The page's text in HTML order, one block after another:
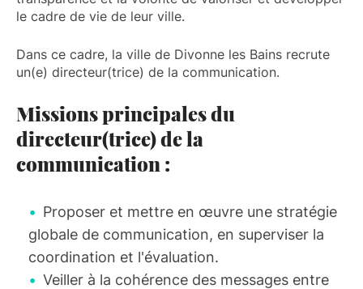
le cadre de vie de leur ville.
Dans ce cadre, la ville de Divonne les Bains recrute
un(e) directeur(trice) de la communication.
Missions principales du
directeur(trice) de la
communication :
Proposer et mettre en œuvre une stratégie
globale de communication, en superviser la
coordination et l'évaluation.
Veiller à la cohérence des messages entre